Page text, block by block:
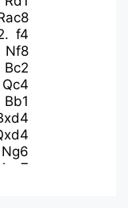
f4
Nf8
Bc2
Qc4
Bb1
Ng6